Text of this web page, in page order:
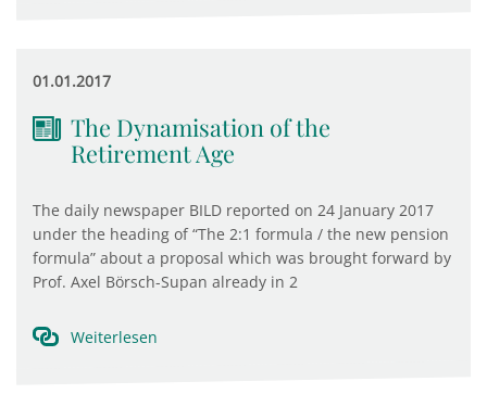
01.01.2017
The Dynamisation of the
Retirement Age
The daily newspaper BILD reported on 24 January 2017
under the heading of “The 2:1 formula / the new pension
formula” about a proposal which was brought forward by
Prof. Axel Börsch-Supan already in 2
Weiterlesen